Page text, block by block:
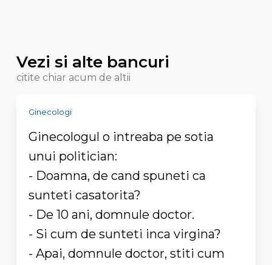
Vezi si alte bancuri
citite chiar acum de altii
Ginecologi
Ginecologul o intreaba pe sotia
unui politician:
- Doamna, de cand spuneti ca
sunteti casatorita?
- De 10 ani, domnule doctor.
- Si cum de sunteti inca virgina?
- Apai, domnule doctor, stiti cum